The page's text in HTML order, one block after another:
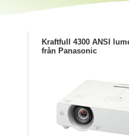
Kraftfull 4300 ANSI
från Panasonic